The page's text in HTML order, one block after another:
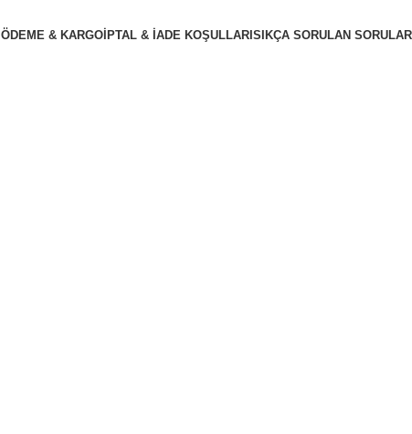
ÖDEME & KARGO İPTAL & İADE KOŞULLARI SIKÇA SORULAN SORULAR